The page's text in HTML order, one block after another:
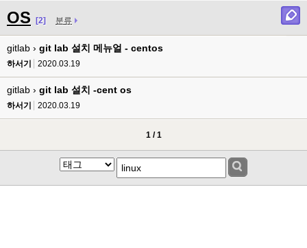
OS [2] 분류
gitlab › git lab 설치 메뉴얼 - centos
하서기 2020.03.19
gitlab › git lab 설치 -cent os
하서기 2020.03.19
1 / 1